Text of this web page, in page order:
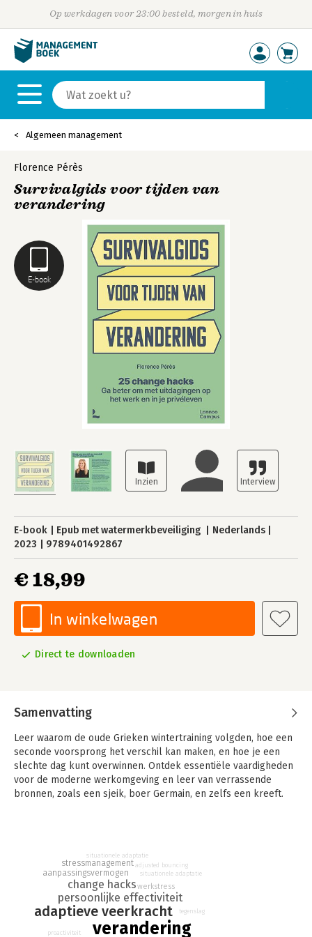
Op werkdagen voor 23:00 besteld, morgen in huis
Algemeen management
E-book
Florence Pérès
Survivalgids voor tijden van
verandering
E-book Epub met watermerkbeveiliging
Nederlands
2023
9789401492867
€ 18,99
In winkelwagen
Direct te downloaden
Samenvatting
Leer waarom de oude Grieken wintertraining volgden, hoe een
seconde voorsprong het verschil kan maken, en hoe je een
slechte dag kunt overwinnen. Ontdek essentiële vaardigheden
voor de moderne werkomgeving en leer van verrassende
bronnen, zoals een sjeik, boer Germain, en zelfs een kreeft.
'Deze Survivalgids voor tijden van verandering biedt 25 change
hacks die als kompas dienen in deze snel veranderende
wereld, en geven je de broodnodige rust en helderheid om
verandering
adaptieve veerkracht
persoonlijke effectiviteit
change hacks
aanpassingsvermogen
stressmanagement
werkstress
situationele adaptatie
proactiviteit
adjusted bouncing
situationele adaptatie
tegenslag